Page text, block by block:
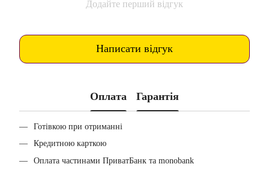
Додайте перший відгук
Написати відгук
Оплата Гарантія
Готівкою при отриманні
Кредитною карткою
Оплата частинами ПриватБанк та monobank